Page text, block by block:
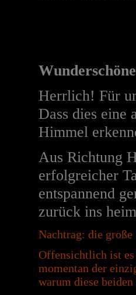
Herrlich! Für
Dass dies eine
Himmel
Aus Richtung
erfolgreicher
entspannend
zurück ins
Nachtrag: die große
Offensichtlich ist
momentan der
warum diese